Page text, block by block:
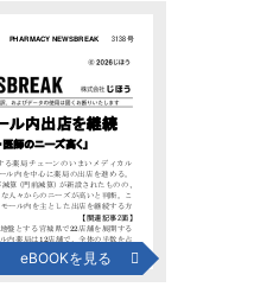
eBOOKを見る